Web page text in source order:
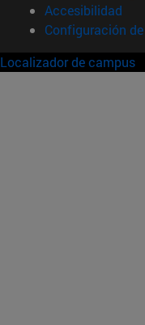
Accesibilidad
Configuración
Localizador de campus